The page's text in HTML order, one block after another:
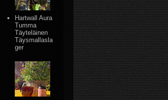
Hartwall Aura
Tumma
Täyteläinen
Täysmallasla
ger